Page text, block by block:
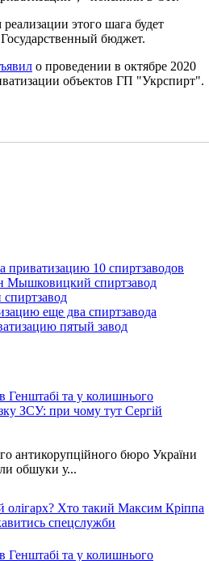
этого шага будет
бюджет.
о проведении в октябре 2020
объектов ГП "Укрспирт".
10 спиртзаводов
Мышковицкий спиртзавод
еще два спиртзавода
пятый завод
та у колишнього
ЗСУ: при чому тут Сергій
антикорупційного бюро України
обшуки у...
олігарх? Хто такий Максим Кріппа
спецслужби
та у колишнього